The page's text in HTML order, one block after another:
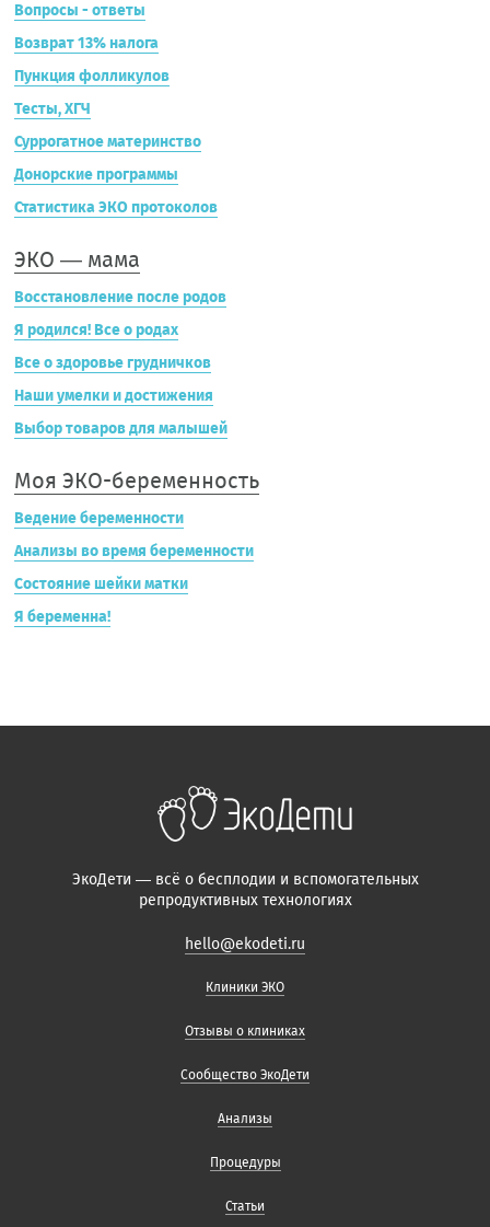
Вопросы - ответы
Возврат 13% налога
Пункция фолликулов
Тесты, ХГЧ
Суррогатное материнство
Донорские программы
Статистика ЭКО протоколов
ЭКО — мама
Восстановление после родов
Я родился! Все о родах
Все о здоровье грудничков
Наши умелки и достижения
Выбор товаров для малышей
Моя ЭКО-беременность
Ведение беременности
Анализы во время беременности
Состояние шейки матки
Я беременна!
ЭкоДети — всё о бесплодии и вспомогательных
репродуктивных технологиях
hello@ekodeti.ru
Клиники ЭКО
Отзывы о клиниках
Сообщество ЭкоДети
Анализы
Процедуры
Статьи